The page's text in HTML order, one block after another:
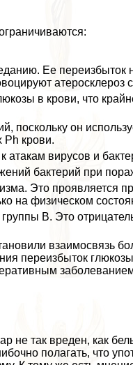
Ее
атеросклероз
в крови, что
поскольку он
Ph крови.
атакам вирусов и
бактерий при
Это проявляется
на физическом
B. Это
взаимосвязь
переизбыток
не так вреден, как
полагать, что